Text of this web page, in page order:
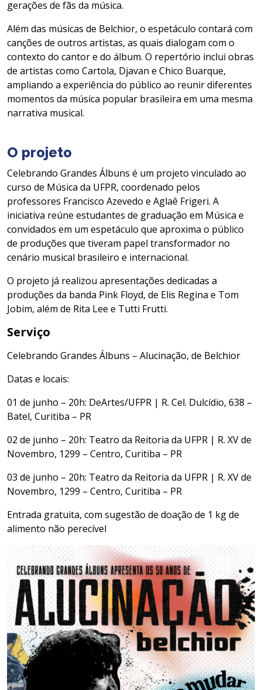
gerações de fãs da música.
Além das músicas de Belchior, o espetáculo contará com
canções de outros artistas, as quais dialogam com o
contexto do cantor e do álbum. O repertório inclui obras
de artistas como Cartola, Djavan e Chico Buarque,
ampliando a experiência do público ao reunir diferentes
momentos da música popular brasileira em uma mesma
narrativa musical.
O projeto
Celebrando Grandes Álbuns é um projeto vinculado ao
curso de Música da UFPR, coordenado pelos
professores Francisco Azevedo e Aglaê Frigeri. A
iniciativa reúne estudantes de graduação em Música e
convidados em um espetáculo que aproxima o público
de produções que tiveram papel transformador no
cenário musical brasileiro e internacional.
O projeto já realizou apresentações dedicadas a
produções da banda Pink Floyd, de Elis Regina e Tom
Jobim, além de Rita Lee e Tutti Frutti.
Serviço
Celebrando Grandes Álbuns – Alucinação, de Belchior
Datas e locais:
01 de junho – 20h: DeArtes/UFPR | R. Cel. Dulcídio, 638 –
Batel, Curitiba – PR
02 de junho – 20h: Teatro da Reitoria da UFPR | R. XV de
Novembro, 1299 – Centro, Curitiba – PR
03 de junho – 20h: Teatro da Reitoria da UFPR | R. XV de
Novembro, 1299 – Centro, Curitiba – PR
Entrada gratuita, com sugestão de doação de 1 kg de
alimento não perecível